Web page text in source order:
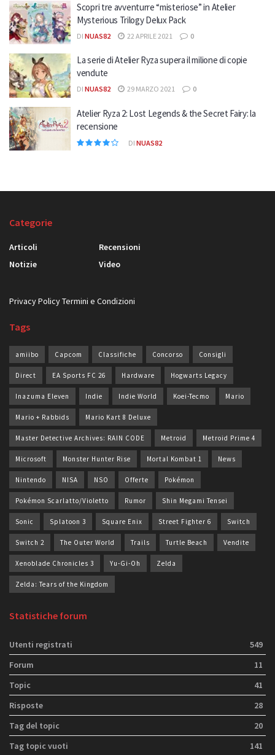
Scopri tre avventurre “misteriose” in Atelier
Mysterious Trilogy Delux Pack
DI NUAS82 22 APRILE 2021 0
La serie di Atelier Ryza supera il milione di copie
vendute
DI NUAS82 29 MARZO 2021 0
Atelier Ryza 2: Lost Legends & the Secret Fairy: la
recensione
DI NUAS82
Categorie
Articoli
Notizie
Recensioni
Video
Privacy PolicyTermini e Condizioni
Tags
amiibo Capcom Classifiche Concorso Consigli
Direct EA Sports FC 26 Hardware Hogwarts Legacy
Inazuma Eleven Indie Indie World Koei-Tecmo Mario
Mario + Rabbids Mario Kart 8 Deluxe
Master Detective Archives: RAIN CODE Metroid Metroid Prime 4
Microsoft Monster Hunter Rise Mortal Kombat 1 News
Nintendo NISA NSO Offerte Pokémon
Pokémon Scarlatto/Violetto Rumor Shin Megami Tensei
Sonic Splatoon 3 Square Enix Street Fighter 6 Switch
Switch 2 The Outer World Trails Turtle Beach Vendite
Xenoblade Chronicles 3 Yu-Gi-Oh Zelda
Zelda: Tears of the Kingdom
Statistiche forum
Utenti registrati
549
Forum
11
Topic
41
Risposte
28
Tag del topic
20
Tag topic vuoti
141